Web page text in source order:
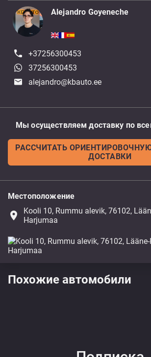
Alejandro Goyeneche
+37256300453
37256300453
alejandro@kbauto.ee
Мы осуществляем доставку по
РАССЧИТАТЬ
ДОСТАВКИ
Местоположение
place
Kooli 10, Rummu alevik, 76102,
Harjumaa
Похожие автомобили